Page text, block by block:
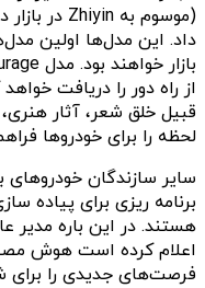
از راه دور را دریافت
قبیل خلق شعر، آثار هنری،
لحظه را برای خودروها
سایر سازندگان خودروهای
برنامه ریزی برای
اعلام کرده است هوش
فرصت‌های جدیدی را